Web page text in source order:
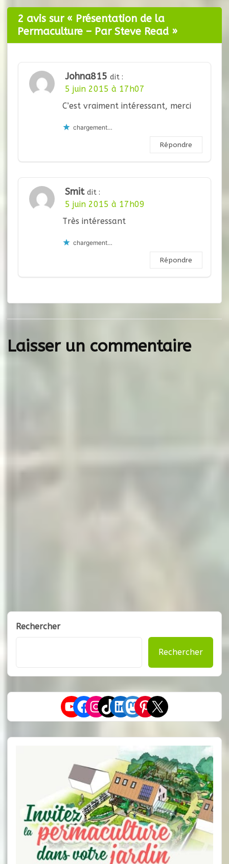
2 avis sur « Présentation de la
Permaculture – Par Steve Read »
Johna815 dit :
5 juin 2015 à 17h07
C’est vraiment intéressant, merci
chargement…
Répondre
Smit dit :
5 juin 2015 à 17h09
Très intéressant
chargement…
Répondre
Laisser un commentaire
Rechercher
Rechercher